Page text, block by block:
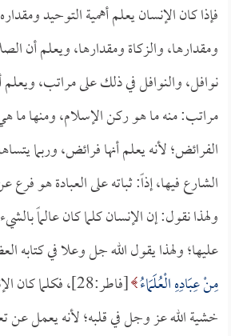
فإذا كان الإنسان يعلم أهمية التوحيد
ومقدارها، والزكاة ومقدارها، ويعلم أن
نوافل، والنوافل في ذلك على مراتب،
مراتب: منه ما هو ركن الإسلام، ومنها ما
الفرائض؛ لأنه يعلم أنها فرائض، وربما
الشارع فيها، إذاً: ثباته على العبادة هو فرع
ولهذا نقول: إن الإنسان كلما كان عالماً
عليها؛ ولهذا يقول الله جل وعلا في كتابه
مِنْ عِبَادِهِ الْعُلَمَاءُ
[فاطر:28]، فكلما
خشية الله عز وجل في قلبه؛ لأنه يعمل عن